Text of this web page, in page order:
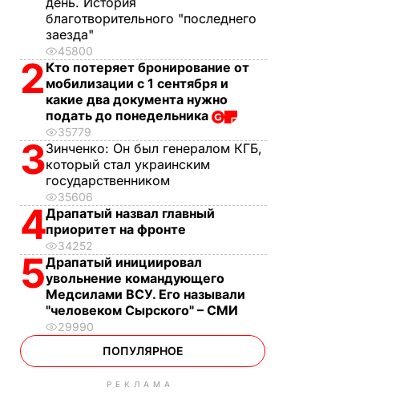
благотворительного "последнего
заезда"
45800
2 Кто потеряет бронирование от
мобилизации с 1 сентября и
какие два документа нужно
подать до понедельника
35779
3Зинченко: Он был генералом КГБ,
который стал украинским
государственником
35606
4Драпатый назвал главный
приоритет на фронте
34252
5Драпатый инициировал
увольнение командующего
Медсилами ВСУ. Его называли
"человеком Сырского" – СМИ
29990
ПОПУЛЯРНОЕ
РЕКЛАМА